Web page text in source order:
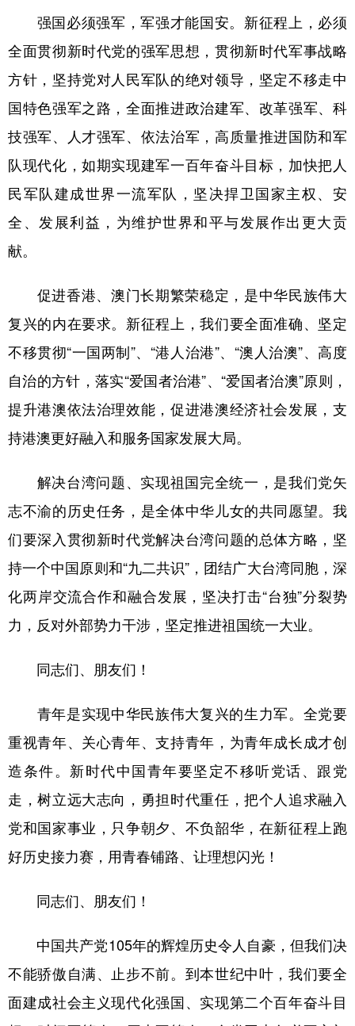
强国必须强军，军强才能国安。新征程上，必须
全面贯彻新时代党的强军思想，贯彻新时代军事战略
方针，坚持党对人民军队的绝对领导，坚定不移走中
国特色强军之路，全面推进政治建军、改革强军、科
技强军、人才强军、依法治军，高质量推进国防和军
队现代化，如期实现建军一百年奋斗目标，加快把人
民军队建成世界一流军队，坚决捍卫国家主权、安
全、发展利益，为维护世界和平与发展作出更大贡
献。
促进香港、澳门长期繁荣稳定，是中华民族伟大
复兴的内在要求。新征程上，我们要全面准确、坚定
不移贯彻“一国两制”、“港人治港”、“澳人治澳”、高度
自治的方针，落实“爱国者治港”、“爱国者治澳”原则，
提升港澳依法治理效能，促进港澳经济社会发展，支
持港澳更好融入和服务国家发展大局。
解决台湾问题、实现祖国完全统一，是我们党矢
志不渝的历史任务，是全体中华儿女的共同愿望。我
们要深入贯彻新时代党解决台湾问题的总体方略，坚
持一个中国原则和“九二共识”，团结广大台湾同胞，深
化两岸交流合作和融合发展，坚决打击“台独”分裂势
力，反对外部势力干涉，坚定推进祖国统一大业。
同志们、朋友们！
青年是实现中华民族伟大复兴的生力军。全党要
重视青年、关心青年、支持青年，为青年成长成才创
造条件。新时代中国青年要坚定不移听党话、跟党
走，树立远大志向，勇担时代重任，把个人追求融入
党和国家事业，只争朝夕、不负韶华，在新征程上跑
好历史接力赛，用青春铺路、让理想闪光！
同志们、朋友们！
中国共产党105年的辉煌历史令人自豪，但我们决
不能骄傲自满、止步不前。到本世纪中叶，我们要全
面建成社会主义现代化强国、实现第二个百年奋斗目